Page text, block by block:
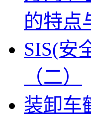
的特点
SIS(安
（二）
装卸车